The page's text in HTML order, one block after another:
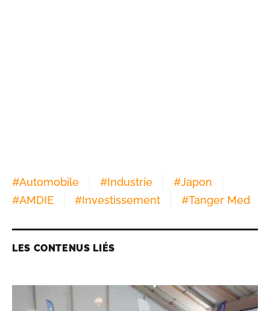
#Automobile #Industrie #Japon
#AMDIE #Investissement #Tanger Med
LES CONTENUS LIÉS